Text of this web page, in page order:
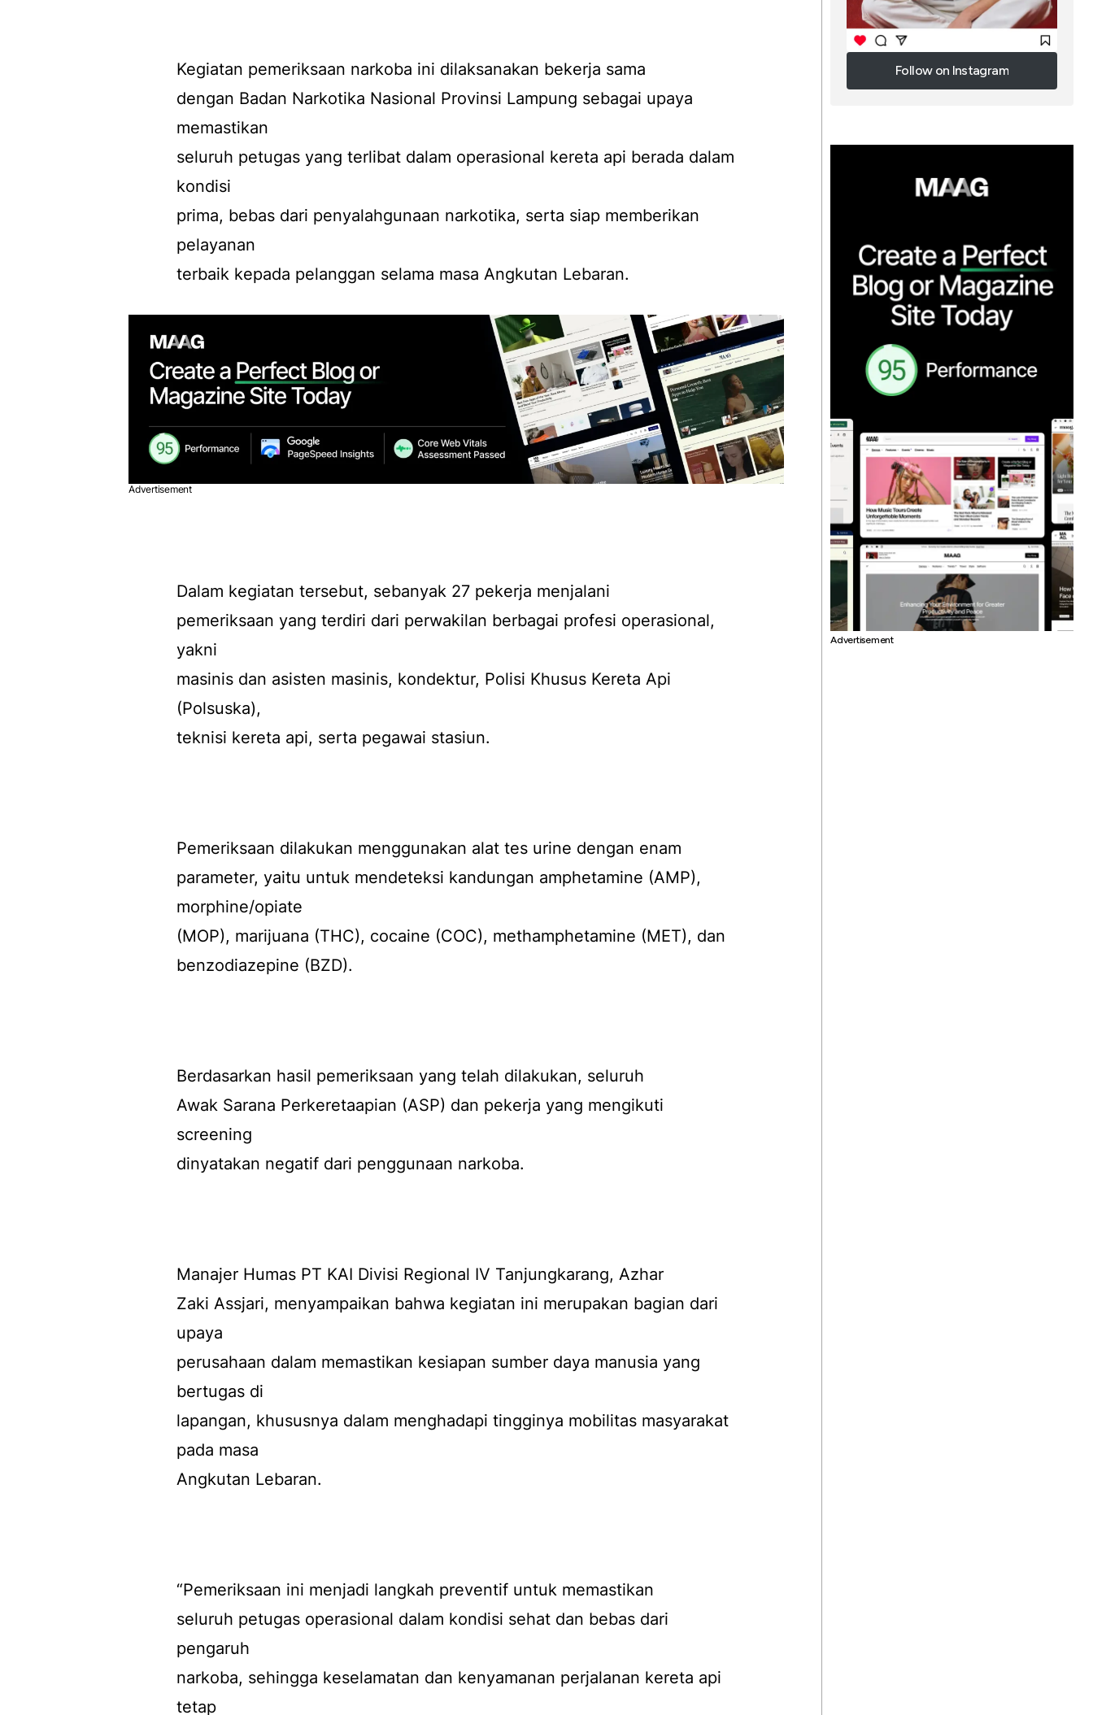
Kegiatan pemeriksaan narkoba ini dilaksanakan bekerja sama
dengan Badan Narkotika Nasional Provinsi Lampung sebagai upaya
memastikan
seluruh petugas yang terlibat dalam operasional kereta api berada dalam
kondisi
prima, bebas dari penyalahgunaan narkotika, serta siap memberikan
pelayanan
terbaik kepada pelanggan selama masa Angkutan Lebaran.
Advertisement
Dalam kegiatan tersebut, sebanyak 27 pekerja menjalani
pemeriksaan yang terdiri dari perwakilan berbagai profesi operasional,
yakni
masinis dan asisten masinis, kondektur, Polisi Khusus Kereta Api
(Polsuska),
teknisi kereta api, serta pegawai stasiun.
Pemeriksaan dilakukan menggunakan alat tes urine dengan enam
parameter, yaitu untuk mendeteksi kandungan amphetamine (AMP),
morphine/opiate
(MOP), marijuana (THC), cocaine (COC), methamphetamine (MET), dan
benzodiazepine (BZD).
Berdasarkan hasil pemeriksaan yang telah dilakukan, seluruh
Awak Sarana Perkeretaapian (ASP) dan pekerja yang mengikuti
screening
dinyatakan negatif dari penggunaan narkoba.
Manajer Humas PT KAI Divisi Regional IV Tanjungkarang, Azhar
Zaki Assjari, menyampaikan bahwa kegiatan ini merupakan bagian dari
upaya
perusahaan dalam memastikan kesiapan sumber daya manusia yang
bertugas di
lapangan, khususnya dalam menghadapi tingginya mobilitas masyarakat
pada masa
Angkutan Lebaran.
“Pemeriksaan ini menjadi langkah preventif untuk memastikan
seluruh petugas operasional dalam kondisi sehat dan bebas dari
pengaruh
narkoba, sehingga keselamatan dan kenyamanan perjalanan kereta api
tetap
Follow on Instagram
Follow on Instagram
Advertisement